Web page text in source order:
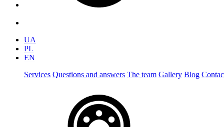
UA
PL
EN
Services Questions and answers The team Gallery Blog